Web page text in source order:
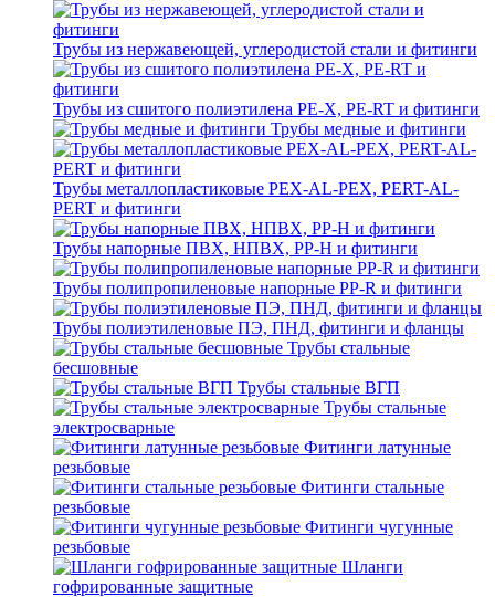
Трубы из нержавеющей, углеродистой стали и фитинги
Трубы из сшитого полиэтилена PE-X, PE-RT и фитинги
Трубы медные и фитинги
Трубы металлопластиковые PEX-AL-PEX, PERT-AL-
PERT и фитинги
Трубы напорные ПВХ, НПВХ, PP-H и фитинги
Трубы полипропиленовые напорные PP-R и фитинги
Трубы полиэтиленовые ПЭ, ПНД, фитинги и фланцы
Трубы стальные
бесшовные
Трубы стальные ВГП
Трубы стальные
электросварные
Фитинги латунные
резьбовые
Фитинги стальные
резьбовые
Фитинги чугунные
резьбовые
Шланги
гофрированные защитные